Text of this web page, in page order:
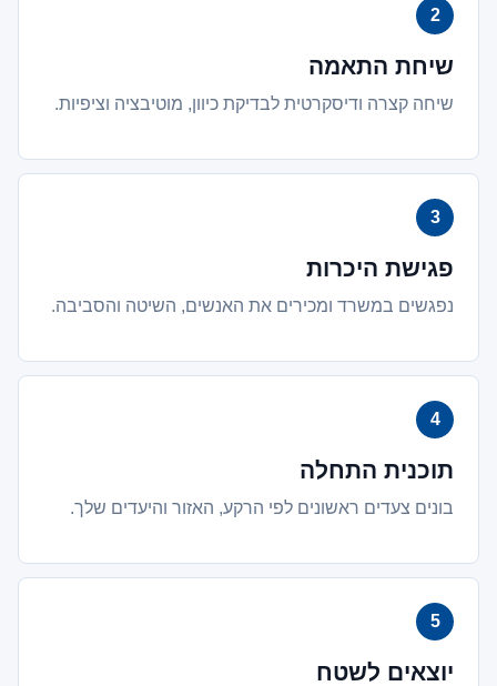
שיחת התאמה
שיחה קצרה ודיסקרטית לבדיקת כיוון, מוטיבציה וציפיות.
פגישת היכרות
נפגשים במשרד ומכירים את האנשים, השיטה והסביבה.
תוכנית התחלה
בונים צעדים ראשונים לפי הרקע, האזור והיעדים שלך.
יוצאים לשטח